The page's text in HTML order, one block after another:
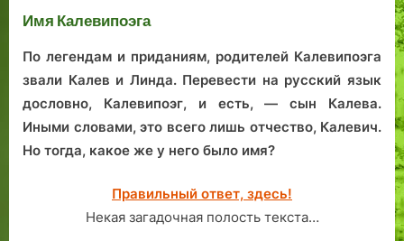
Хохгреве
Имя Калевипоэга
По легендам и приданиям, родителей Калевипоэга
звали Калев и Линда. Перевести на русский язык
дословно, Калевипоэг, и есть, — сын Калева.
Иными словами, это всего лишь отчество, Калевич.
Но тогда, какое же у него было имя?
Правильный ответ, здесь!
Некая загадочная полость текста…